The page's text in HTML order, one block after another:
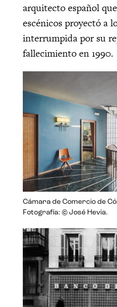
arquitecto español
escénicos proyectó a
interrumpida por su
fallecimiento en 1990.
Cámara de Comercio de
Fotografía: © José Hevia.